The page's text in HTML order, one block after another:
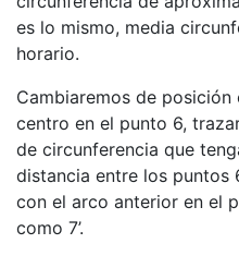
es lo mismo, media
horario.
Cambiaremos de
centro en el punto 6,
de circunferencia que
distancia entre los puntos
con el arco anterior en el
como 7’.